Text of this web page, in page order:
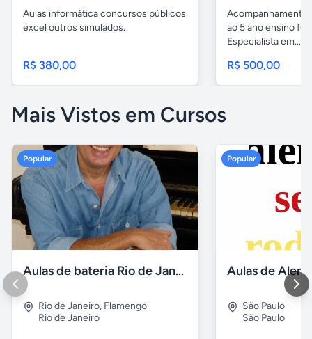
Aulas informática concursos públicos
excel outros simulados.
R$ 380,00
Acompanhamento
ao 5 ano ensino
Especialista em...
R$ 500,00
Mais Vistos em Cursos
Popular
Aulas de bateria Rio de Janeiro
Rio de Janeiro, Flamengo
Rio de Janeiro
Popular
São Paulo
São Paulo